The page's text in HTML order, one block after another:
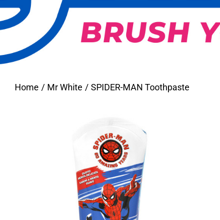
Home Mr White SPIDER-MAN Toothpaste